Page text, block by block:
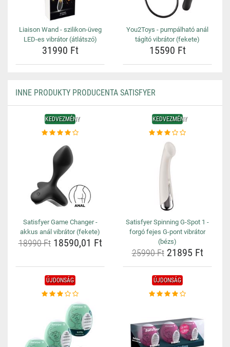
Liaison Wand - szilikon-üveg
LED-es vibrátor (átlátszó)
31990 Ft
You2Toys - pumpálható anál
tágító vibrátor (fekete)
15590 Ft
INNE PRODUKTY PRODUCENTA SATISFYER
KEDVEZMÉNY
Satisfyer Game Changer -
akkus anál vibrátor (fekete)
18990 Ft18590,01 Ft
KEDVEZMÉNY
Satisfyer Spinning G-Spot 1 -
forgó fejes G-pont vibrátor
(bézs)
25990 Ft21895 Ft
ÚJDONSÁG ÚJDONSÁG